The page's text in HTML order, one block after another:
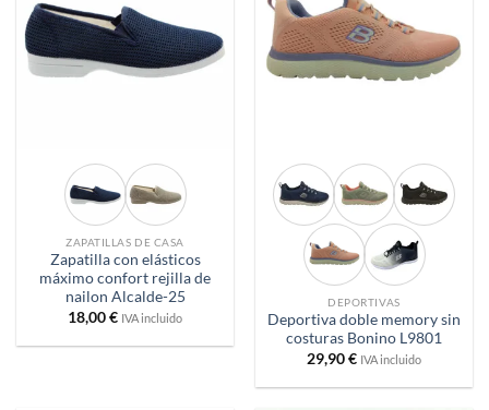
ZAPATILLAS DE CASA
Zapatilla con elásticos
máximo confort rejilla de
nailon Alcalde-25
18,00€ IVA incluido
DEPORTIVAS
Deportiva doble memory sin
costuras Bonino L9801
29,90€ IVA incluido